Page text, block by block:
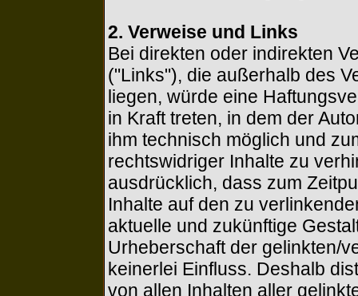
2. Verweise und Links
Bei direkten oder indirekten
("Links"), die außerhalb des
liegen, würde eine
in Kraft treten, in dem der
ihm technisch möglich und
rechtswidriger Inhalte zu
ausdrücklich, dass zum
Inhalte auf den zu
aktuelle und zukünftige
Urheberschaft der gelinkten/
keinerlei Einfluss. Deshalb
von allen Inhalten aller